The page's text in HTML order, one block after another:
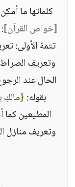
كلماتها ما
[‏خواص القرآن‏]
تتمة الأولى‏:‏
وتعريف
الحال عند
بقوله‏:‏ ‏{‏مالكِ
المطيعين كما
وتعريف منازل